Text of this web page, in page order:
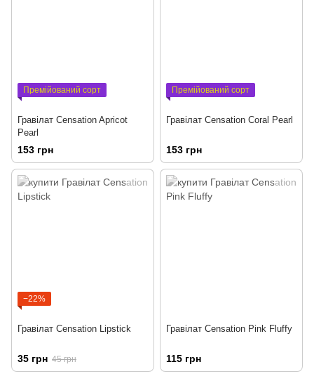
Премійований сорт
Гравілат Censation Apricot
Pearl
153 грн
Премійований сорт
Гравілат Censation Coral Pearl
153 грн
−22%
Гравілат Censation Lipstick
35 грн 45 грн
Гравілат Censation Pink Fluffy
115 грн